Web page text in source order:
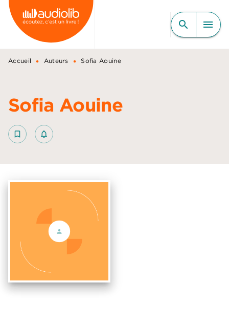
MENU RECHERCHE
CONTENU
PIED DE PAGE
search menu
Accueil • Auteurs • Sofia Aouine
Sofia Aouine
bookmark_border notifications_none_outlined